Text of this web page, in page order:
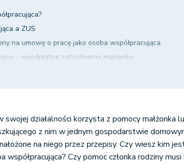
a ZUS
na umowę o pracę jako osoba współpracująca
– nieodpłatne zatrudnienie małżonka
swojej działalności korzysta z pomocy małżonka
z nim w jednym gospodarstwie
na niego przez przepisy. Czy wiesz kim
współpracująca? Czy pomoc członka rodziny musi